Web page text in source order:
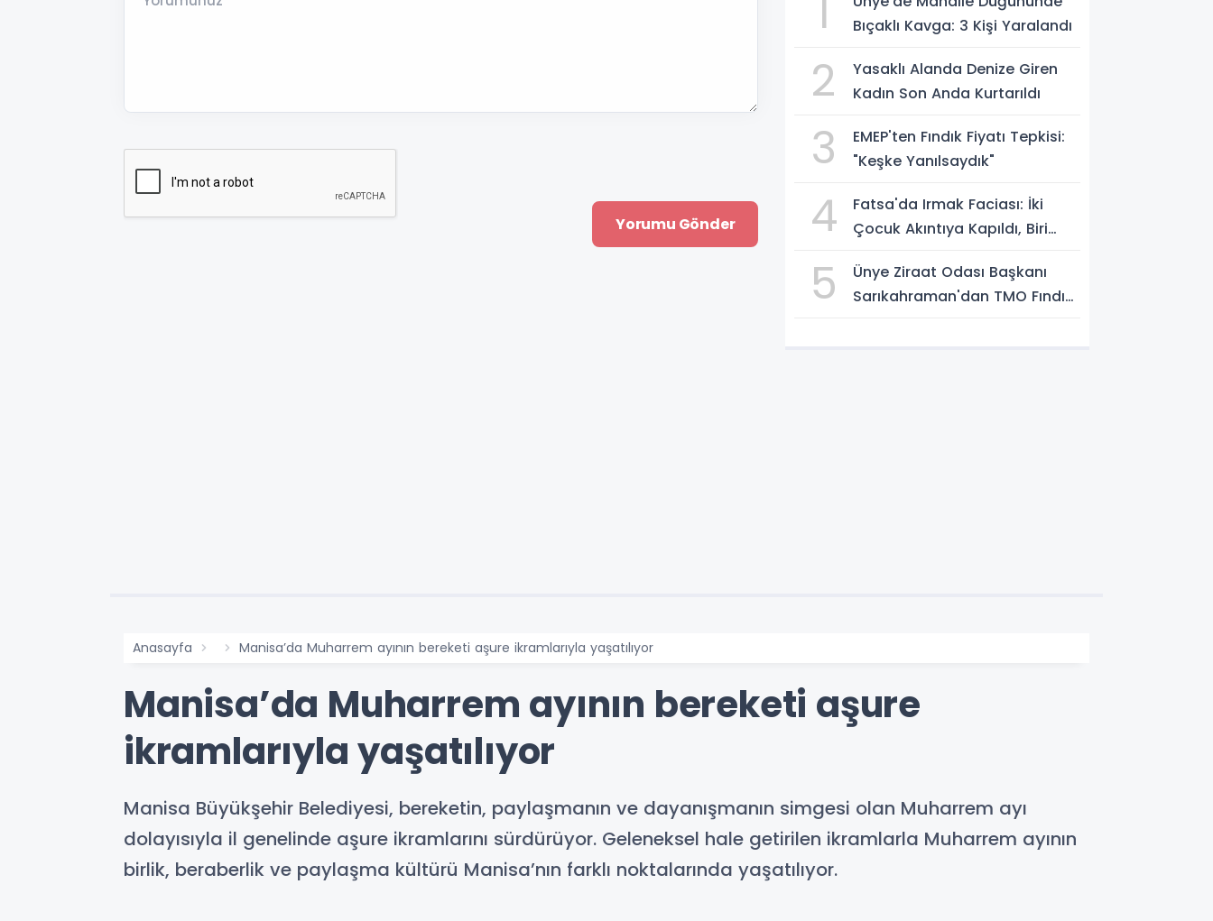
1
Bıçaklı Kavga: 3 Kişi Yaralandı
2
Yasaklı Alanda Denize Giren
Kadın Son Anda Kurtarıldı
3
EMEP'ten Fındık Fiyatı Tepkisi:
"Keşke Yanılsaydık"
4
Fatsa'da Irmak Faciası: İki
Çocuk Akıntıya Kapıldı, Biri
5
Ünye Ziraat Odası Başkanı
Sarıkahraman'dan TMO Fındık
Anasayfa Manisa’da Muharrem ayının bereketi aşure ikramlarıyla yaşatılıyor
Manisa’da Muharrem ayının bereketi aşure
ikramlarıyla yaşatılıyor
Manisa Büyükşehir Belediyesi, bereketin, paylaşmanın ve dayanışmanın simgesi olan Muharrem ayı
dolayısıyla il genelinde aşure ikramlarını sürdürüyor. Geleneksel hale getirilen ikramlarla Muharrem ayının
birlik, beraberlik ve paylaşma kültürü Manisa’nın farklı noktalarında yaşatılıyor.